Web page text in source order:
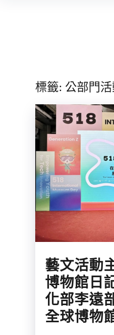
標籤: 公部門
藝文活動
博物館日
化部李遠
全球博物